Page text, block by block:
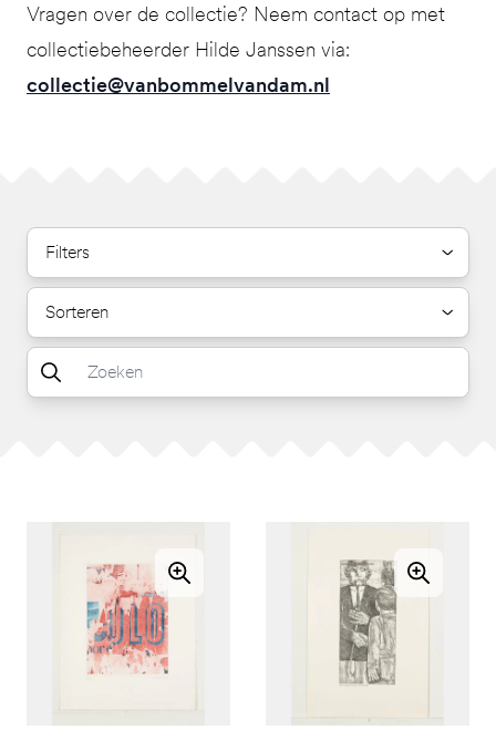
Vragen over de collectie? Neem contact op met
collectiebeheerder Hilde Janssen via:
collectie@vanbommelvandam.nl
Filters
Sorteren